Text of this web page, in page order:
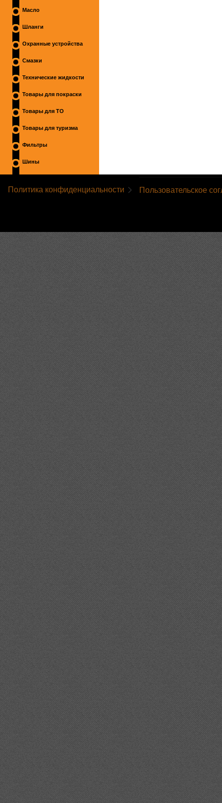
Масло
Шланги
Охранные устройства
Смазки
Технические жидкости
Товары для покраски
Товары для ТО
Товары для туризма
Фильтры
Шины
Политика конфиденциальности Пользовательское